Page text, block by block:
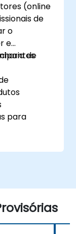
(online
de
o
e
de
para
de